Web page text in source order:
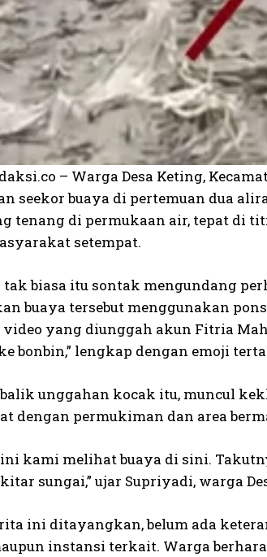
– Warga Desa Keting,
seekor buaya di pertemuan dua
tenang di permukaan air, tepat di
setempat.
tak biasa itu sontak mengundang
buaya tersebut menggunakan
video yang diunggah akun Fitria
bonbin,” lengkap dengan emoji
unggahan kocak itu, muncul
dengan permukiman dan area
kami melihat buaya di sini.
sungai,” ujar Supriyadi, warga
ini ditayangkan, belum ada
instansi terkait. Warga